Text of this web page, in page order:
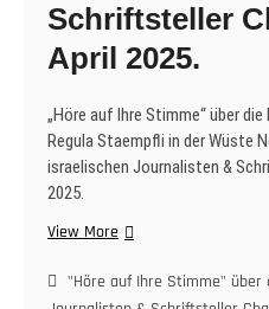
Schriftsteller
April 2025.
„Höre auf Ihre Stimme“ über die
Regula Staempfli in der Wüste
israelischen Journalisten &
2025.
View More„Höre
Ihre
"Höre auf Ihre Stimme" über